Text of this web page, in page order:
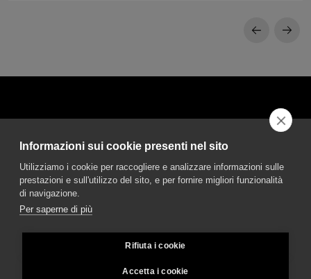
50013 Campi Bisenzio Firenze - Italy
FI496272 - Capitale sociale: € 2.500.000,00
Informazioni sui cookie presenti nel sito
Utilizziamo i cookie per raccogliere e analizzare informazioni sulle
prestazioni e sull'utilizzo del sito, e per fornire migliori funzionalità
di navigazione.
Per saperne di più
Rifiuta i cookie
Accetta i cookie